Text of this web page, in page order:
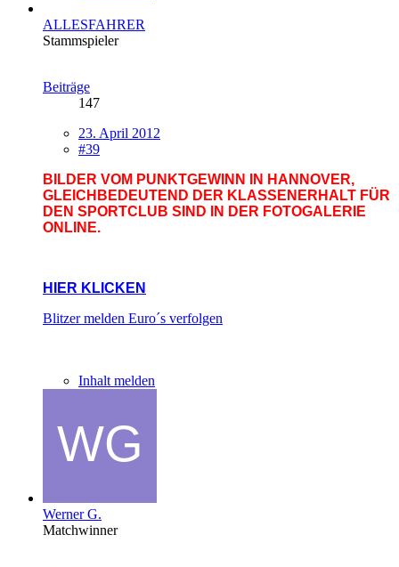
ALLESFAHRER
Stammspieler
Beiträge
147
23. April 2012
#39
BILDER VOM PUNKTGEWINN IN HANNOVER,
GLEICHBEDEUTEND DER KLASSENERHALT FÜR
DEN SPORTCLUB SIND IN DER FOTOGALERIE
ONLINE.
HIER KLICKEN
Blitzer melden Euro´s verfolgen
Inhalt melden
Werner G.
Matchwinner